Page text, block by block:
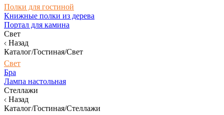
Полки для гостиной
Книжные полки из дерева
Портал для камина
Свет
Назад
Каталог/Гостиная/Свет
Свет
Бра
Лампа настольная
Стеллажи
Назад
Каталог/Гостиная/Стеллажи